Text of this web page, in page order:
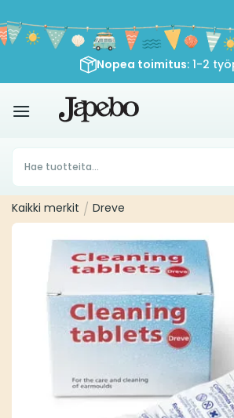
sisältöön
Nopea toimitus: 1-2
€ 35
Products
search
Kaikki merkit / Dreve